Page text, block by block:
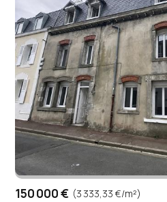
150 000 € (3 333,33 €/m²)